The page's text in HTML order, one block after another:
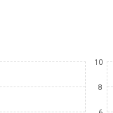
10
8